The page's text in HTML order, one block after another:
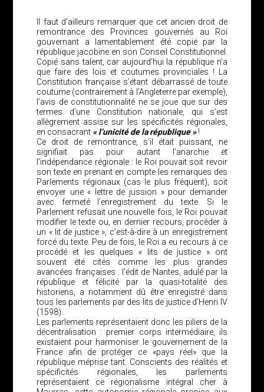
Il faut d’ailleurs remarquer que cet ancien droit de
remontrance des Provinces gouvernés au Roi
gouvernant a lamentablement été copié par la
république jacobine en son Conseil Constitutionnel.
Copié sans talent, car aujourd’hui la république n’a
que faire des lois et coutumes provinciales ! La
Constitution française s’étant débarrassé de toute
coutume (contrairement à l’Angleterre par exemple),
l’avis de constitutionnalité ne se joue que sur des
termes d’une Constitution nationale, qui s’est
allègrement assise sur les spécificités régionales,
en consacrant « l’unicité de la république » !
Ce droit de remontrance, s’il était puissant, ne
signifiait pas pour autant l’anarchie et
l’indépendance régionale : le Roi pouvait soit revoir
son texte en prenant en compte les remarques des
Parlements régionaux (cas le plus fréquent), soit
envoyer une « lettre de jussion » pour demander
avec fermeté l’enregistrement du texte. Si le
Parlement refusait une nouvelle fois, le Roi pouvait
modifier le texte ou, en dernier recours, procéder à
un « lit de justice », c’est-à-dire à un enregistrement
forcé du texte. Peu de fois, le Roi a eu recours à ce
procédé et les quelques « lits de justice » ont
souvent été cités comme les plus grandes
avancées françaises : l’édit de Nantes, adulé par la
république et félicité par la quasi-totalité des
historiens, a notamment dû être enregistré dans
tous les parlements par des lits de justice d’Henri IV
(1598).
Les parlements représentaient donc les piliers de la
décentralisation : premier corps intermédiaire, ils
existaient pour harmoniser le gouvernement de la
France afin de protéger ce «pays réel» que la
république méprise tant. Conscients des réalités et
spécificités régionales, les parlements
représentaient ce régionalisme intégral cher à